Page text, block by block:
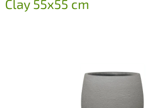
Clay 55x55 cm